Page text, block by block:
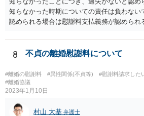
知らなかった時期についての責任は負わない
認められる場合は慰謝料支払義務が認められ
観的な事実かは不明なため、客観的な事実と
いたことが証明できない限り、そのような
配偶者からの慰謝料請求については影響はあ
偵費用については認められるケースもありま
のも多く、少なくとも最初から支払いに合意
いことを主張し争うこととなるかと思われま
8 不貞の離婚慰謝料について
#離婚の慰謝料 #異性関係(不貞等) #慰謝料請求した
#離婚協議
2023年1月10日
村山 大基 弁護士